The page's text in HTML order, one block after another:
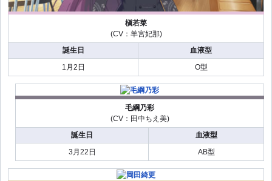
槇若菜
(CV：羊宮妃那)
誕生日
血液型
1月2日
O型
毛綱乃彩
(CV：田中ちえ美)
誕生日
血液型
3月22日
AB型